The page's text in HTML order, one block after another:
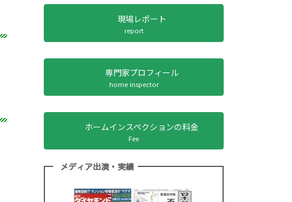
現場レポート
report
専門家プロフィール
home inspector
ホームインスペクションの料金
Fee
メディア出演・実績